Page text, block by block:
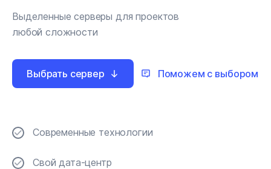
Выделенные серверы для проектов
любой сложности
Выбрать сервер Поможем с выбором
Современные технологии
Свой дата-центр